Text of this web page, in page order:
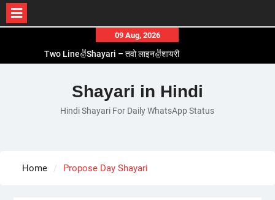
content
09 Aug, 2026
Two Line✌️Shayari – तवो लाइन✌️शायरी
Romantic Love😽Status – रोमांटिक लव😽स्टेटस
Love🥳Poetry In Hindi – लव🥳पोएट्री इन हिंदी
1 Line☝️Shayari In Hindi – १ लाइन☝️शायरी इन हिंदी
Shayari in Hindi
Hindi Shayari For Daily WhatsApp Status
Home Propose Day Shayari